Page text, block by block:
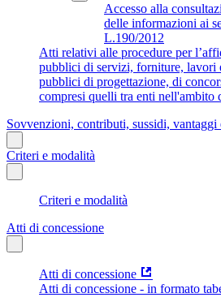
Accesso alla
delle informazioni ai
L.190/2012
Atti relativi alle procedure per
pubblici di servizi, forniture, lavori
pubblici di progettazione, di
compresi quelli tra enti nell'ambito
Sovvenzioni, contributi, sussidi, vantaggi
Criteri e modalità
Criteri e modalità
Atti di concessione
Atti di concessione
Atti di concessione - in formato